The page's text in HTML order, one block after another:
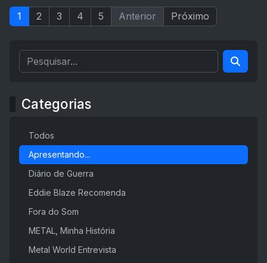
1 2 3 4 5 Anterior Próximo
Categorias
Todos
Apresentando...
Diário de Guerra
Eddie Blaze Recomenda
Fora do Som
METAL, Minha História
Metal World Entrevista